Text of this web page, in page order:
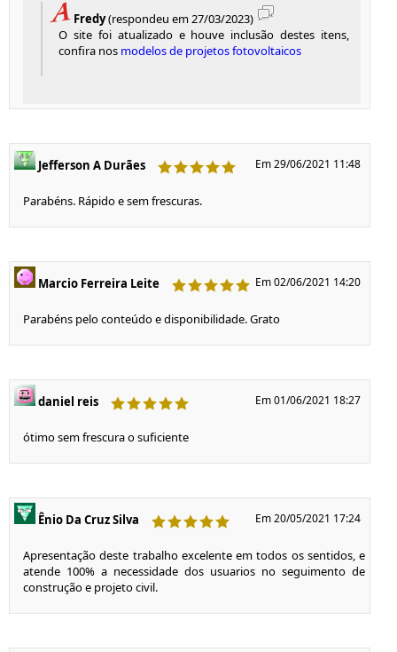
Fredy(respondeu em 27/03/2023)
O site foi atualizado e houve inclusão destes itens,
confira nos modelos de projetos fotovoltaicos
Jefferson A Durães Em 29/06/2021 11:48
Parabéns. Rápido e sem frescuras.
Marcio Ferreira Leite Em 02/06/2021 14:20
Parabéns pelo conteúdo e disponibilidade. Grato
daniel reis Em 01/06/2021 18:27
ótimo sem frescura o suficiente
Ênio Da Cruz Silva Em 20/05/2021 17:24
Apresentação deste trabalho excelente em todos os sentidos, e
atende 100% a necessidade dos usuarios no seguimento de
construção e projeto civil.